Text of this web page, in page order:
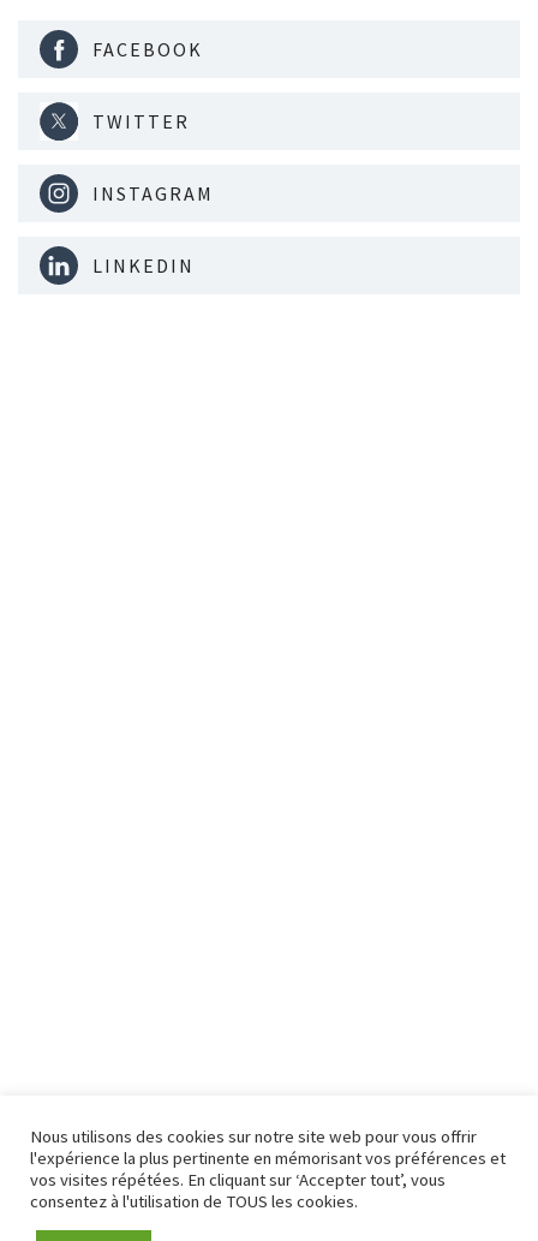
FACEBOOK
TWITTER
INSTAGRAM
LINKEDIN
Nous utilisons des cookies sur notre site web pour vous offrir
l'expérience la plus pertinente en mémorisant vos préférences et
vos visites répétées. En cliquant sur ‘Accepter tout’, vous
consentez à l'utilisation de TOUS les cookies.